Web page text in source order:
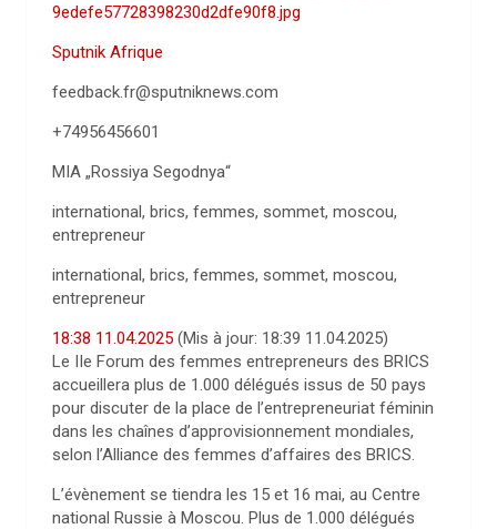
9edefe57728398230d2dfe90f8.jpg
Sputnik Afrique
feedback.fr@sputniknews.com
+74956456601
MIA „Rossiya Segodnya“
international, brics, femmes, sommet, moscou,
entrepreneur
international, brics, femmes, sommet, moscou,
entrepreneur
18:38 11.04.2025 (Mis à jour: 18:39 11.04.2025)
Le IIe Forum des femmes entrepreneurs des BRICS
accueillera plus de 1.000 délégués issus de 50 pays
pour discuter de la place de l’entrepreneuriat féminin
dans les chaînes d’approvisionnement mondiales,
selon l’Alliance des femmes d’affaires des BRICS.
L’évènement se tiendra les 15 et 16 mai, au Centre
national Russie à Moscou. Plus de 1.000 délégués